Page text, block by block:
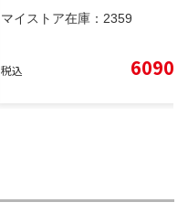
マイストア在庫： 2359
税込 6090